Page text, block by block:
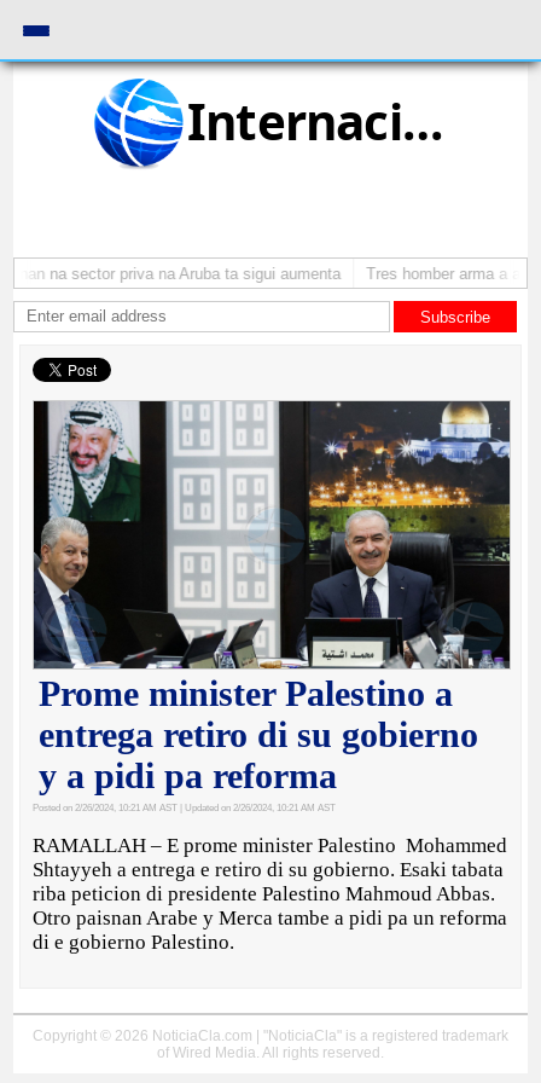
Internacional
na sector priva na Aruba ta sigui aumenta Tres homber arma a
Subscribe
Prome minister Palestino a
entrega retiro di su gobierno
y a pidi pa reforma
Posted on 2/26/2024, 10:21 AM AST | Updated on 2/26/2024, 10:21 AM AST
RAMALLAH – E prome minister Palestino Mohammed
Shtayyeh a entrega e retiro di su gobierno. Esaki tabata
riba peticion di presidente Palestino Mahmoud Abbas.
Otro paisnan Arabe y Merca tambe a pidi pa un reforma
di e gobierno Palestino.
Copyright © 2026 NoticiaCla.com | "NoticiaCla" is a registered trademark
of Wired Media. All rights reserved.